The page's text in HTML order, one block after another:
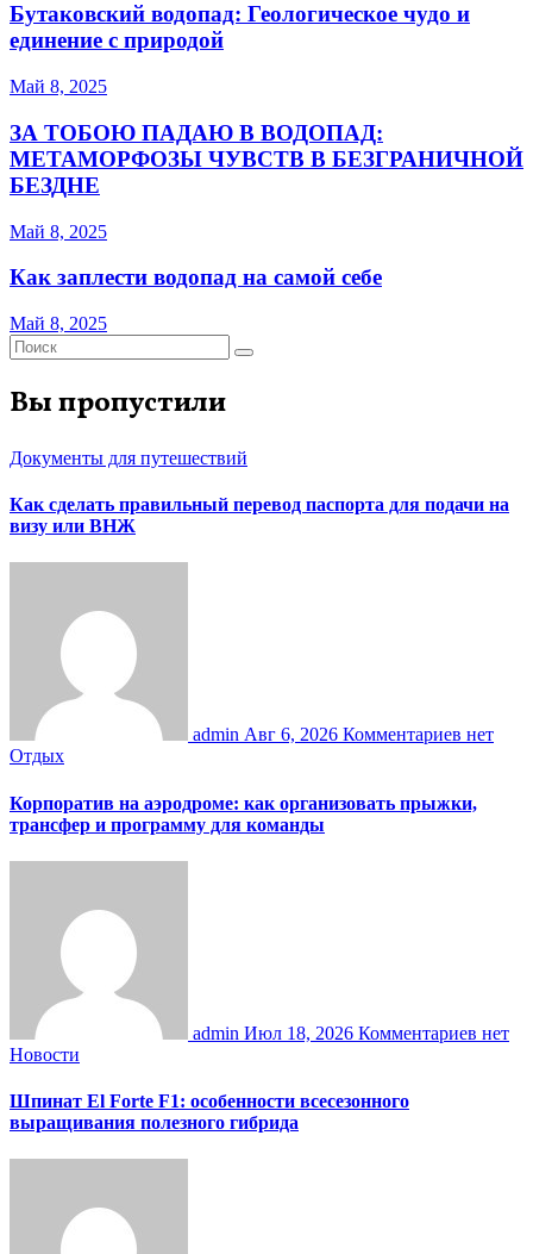
Бутаковский водопад: Геологическое чудо и
единение с природой
Май 8, 2025
ЗА ТОБОЮ ПАДАЮ В ВОДОПАД:
МЕТАМОРФОЗЫ ЧУВСТВ В БЕЗГРАНИЧНОЙ
БЕЗДНЕ
Май 8, 2025
Как заплести водопад на самой себе
Май 8, 2025
Вы пропустили
Документы для путешествий
Как сделать правильный перевод паспорта для подачи на
визу или ВНЖ
admin Авг 6, 2026 Комментариев нет
Отдых
Корпоратив на аэродроме: как организовать прыжки,
трансфер и программу для команды
admin Июл 18, 2026 Комментариев нет
Новости
Шпинат El Forte F1: особенности всесезонного
выращивания полезного гибрида